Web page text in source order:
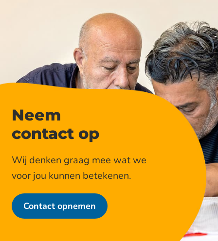
Neem
contact op
Wij denken graag mee wat we
voor jou kunnen betekenen.
Contact opnemen